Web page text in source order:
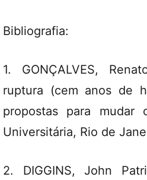
Bibliografia:
1. GONÇALVES,
ruptura (cem anos de
propostas para mudar
Universitária, Rio de
2. DIGGINS, John